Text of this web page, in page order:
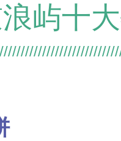
屿十